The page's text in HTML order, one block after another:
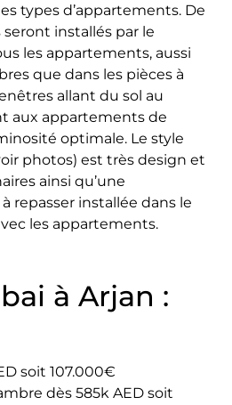
types d’appartements. De
installés par le
les appartements, aussi
que dans les pièces à
allant du sol au
aux appartements de
optimale. Le style
photos) est très design et
ainsi qu’une
repasser installée dans le
les appartements.
à Arjan :
soit 107.000€
dès 585k AED soit